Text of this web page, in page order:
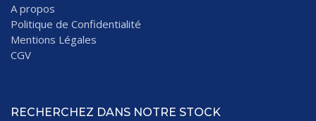
A propos
Politique de Confidentialité
Mentions Légales
CGV
RECHERCHEZ DANS NOTRE STOCK